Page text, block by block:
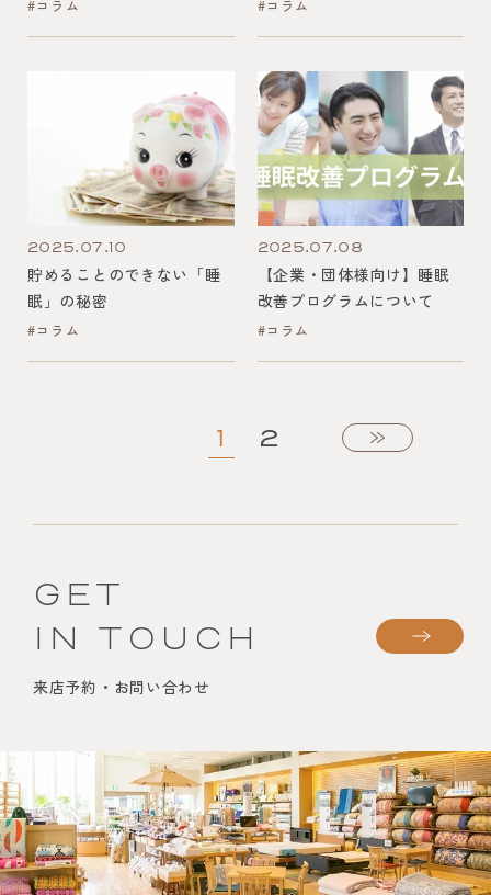
#コラム #コラム
2025.07.10
貯めることのできない「睡
眠」の秘密
#コラム
2025.07.08
【企業・団体様向け】睡眠
改善プログラムについて
#コラム
1 2
GET
IN TOUCH
来店予約・お問い合わせ